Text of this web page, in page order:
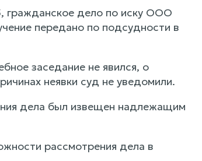
гражданское дело по иску ООО
передано по подсудности в
заседание не явился, о
неявки суд не уведомили.
дела был извещен надлежащим
рассмотрения дела в